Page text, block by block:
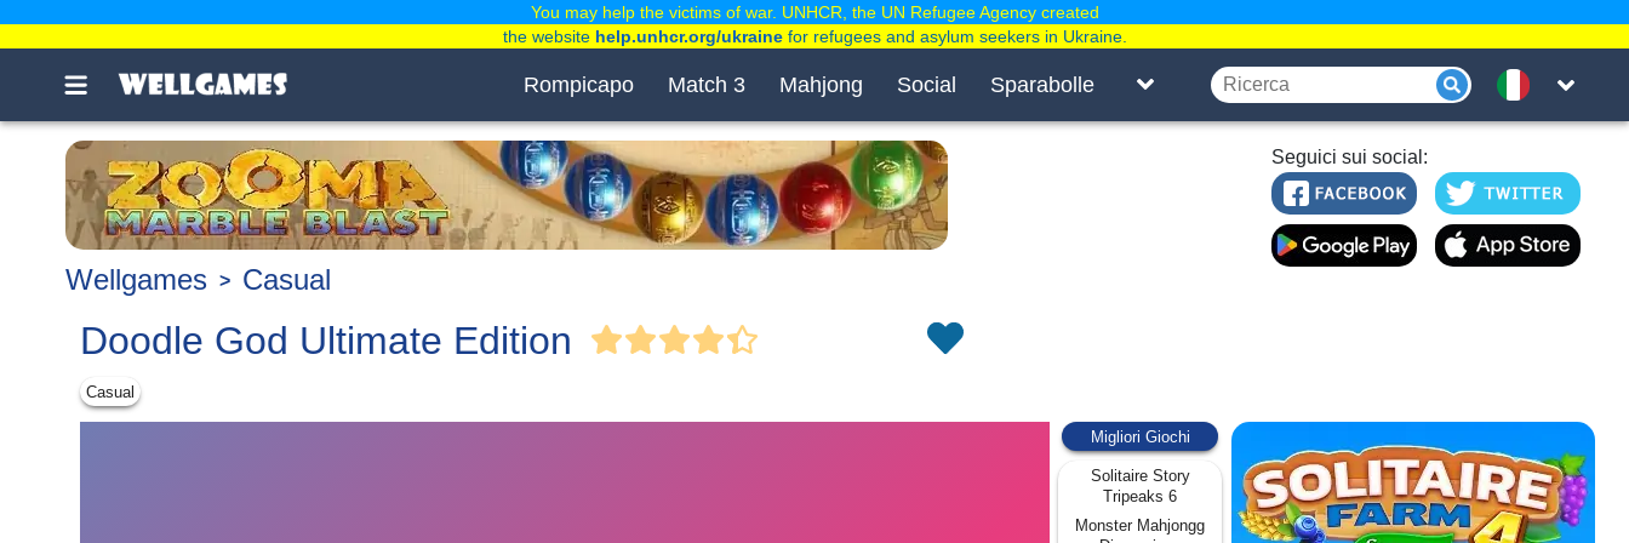
Rompicapo Match 3 Mahjong Social Sparabolle
Seguici sui social:
Wellgames Casual
Doodle God Ultimate Edition
Casual
Migliori Giochi
Solitaire Story
Tripeaks 6
Monster Mahjongg
You may help the victims of war. UNHCR, the UN Refugee Agency created
the website help.unhcr.org/ukrainefor refugees and asylum seekers in Ukraine.